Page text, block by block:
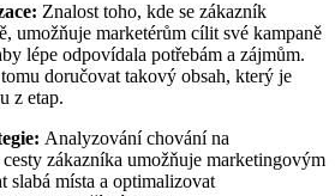
Znalost toho, kde se zákazník
umožňuje marketérům cílit své kampaně
lépe odpovídala potřebám a zájmům.
doručovat takový obsah, který je
z etap.
Analyzování chování na
zákazníka umožňuje marketingovým
slabá místa a optimalizovat